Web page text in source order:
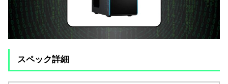
スペック詳細